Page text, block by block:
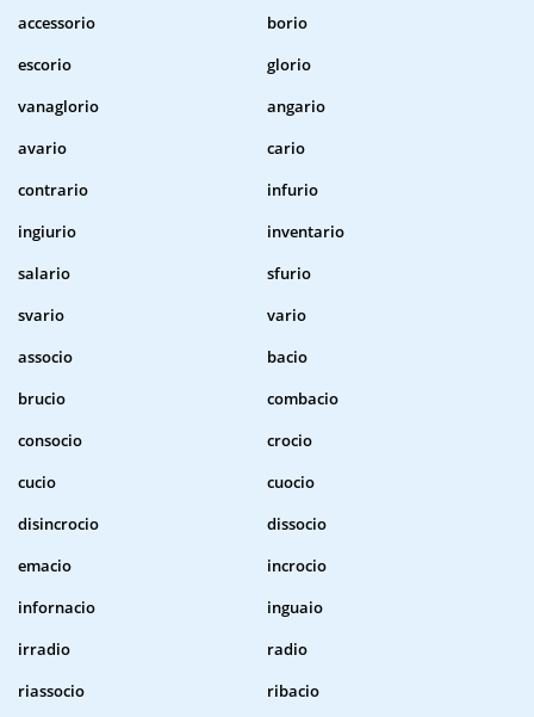
accessorio
borio
escorio
glorio
vanaglorio
angario
avario
cario
contrario
infurio
ingiurio
inventario
salario
sfurio
svario
vario
associo
bacio
brucio
combacio
consocio
crocio
cucio
cuocio
disincrocio
dissocio
emacio
incrocio
infornacio
inguaio
irradio
radio
riassocio
ribacio